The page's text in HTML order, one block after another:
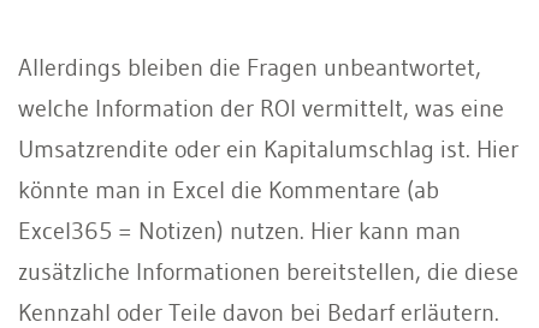
Allerdings bleiben die Fragen unbeantwortet,
welche Information der ROI vermittelt, was eine
Umsatzrendite oder ein Kapitalumschlag ist. Hier
könnte man in Excel die Kommentare (ab
Excel365 = Notizen) nutzen. Hier kann man
zusätzliche Informationen bereitstellen, die diese
Kennzahl oder Teile davon bei Bedarf erläutern.